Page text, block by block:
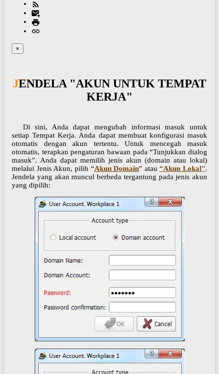
×
JENDELA "AKUN UNTUK TEMPAT
KERJA"
Di sini, Anda dapat mengubah informasi masuk untuk
setiap Tempat Kerja. Anda dapat membuat konfigurasi masuk
otomatis dengan akun tertentu. Untuk mencegah masuk
otomatis, terapkan pengaturan bawaan pada “Tunjukkan dialog
masuk”. Anda dapat memilih jenis akun (domain atau lokal)
melalui Jenis Akun, pilih “Akun Domain” atau“Akun Lokal".
Jendela yang akan muncul berbeda tergantung pada jenis akun
yang dipilih: